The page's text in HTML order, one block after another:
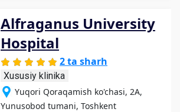
Alfraganus University
Hospital
2 ta sharh
Xususiy klinika
Yuqori Qoraqamish ko'chasi, 2A,
Yunusobod tumani, Toshkent